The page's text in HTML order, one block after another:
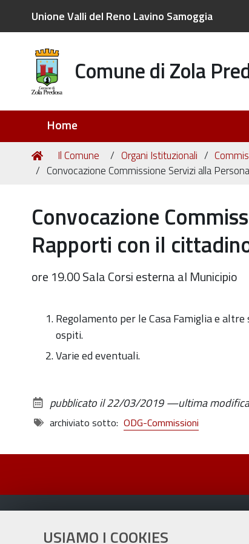
USIAMO I COOKIES
Unione Valli del Reno Lavino Samoggia
Comune di Zola
Home
Tu
sei
Home
Il Comune Organi Istituzionali
Convocazione Commissione Servizi alla
Convocazione
Rapporti con il
ore 19.00 Sala Corsi esterna al Municipio
Regolamento per le Casa Famiglia e
ospiti.
Varie ed eventuali.
pubblicato il22/03/2019—ultima modifica
archiviato sotto: ODG-Commissioni